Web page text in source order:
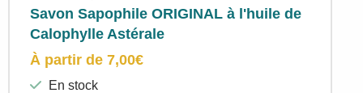
Savon Sapophile ORIGINAL à l'huile de
Calophylle Astérale
À partir de 7,00€
En stock